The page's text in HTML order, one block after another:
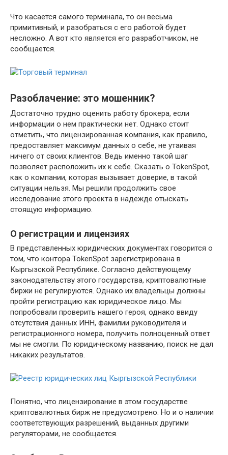
Что касается самого терминала, то он весьма
примитивный, и разобраться с его работой будет
несложно. А вот кто является его разработчиком, не
сообщается.
Разоблачение: это мошенник?
Достаточно трудно оценить работу брокера, если
информации о нем практически нет. Однако стоит
отметить, что лицензированная компания, как правило,
предоставляет максимум данных о себе, не утаивая
ничего от своих клиентов. Ведь именно такой шаг
позволяет расположить их к себе. Сказать о TokenSpot,
как о компании, которая вызывает доверие, в такой
ситуации нельзя. Мы решили продолжить свое
исследование этого проекта в надежде отыскать
стоящую информацию.
О регистрации и лицензиях
В представленных юридических документах говорится о
том, что контора TokenSpot зарегистрирована в
Кыргызской Республике. Согласно действующему
законодательству этого государства, криптовалютные
биржи не регулируются. Однако их владельцы должны
пройти регистрацию как юридическое лицо. Мы
попробовали проверить нашего героя, однако ввиду
отсутствия данных ИНН, фамилии руководителя и
регистрационного номера, получить полноценный ответ
мы не смогли. По юридическому названию, поиск не дал
никаких результатов.
Понятно, что лицензирование в этом государстве
криптовалютных бирж не предусмотрено. Но и о наличии
соответствующих разрешений, выданных другими
регуляторами, не сообщается.